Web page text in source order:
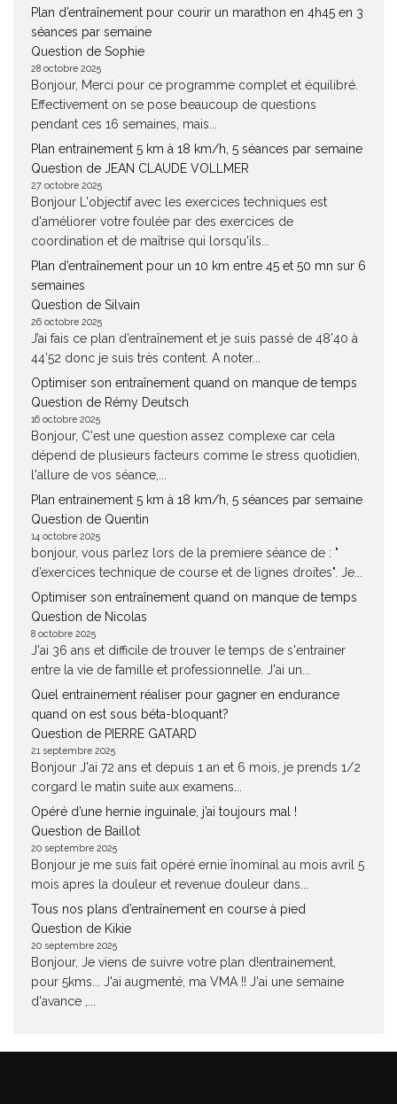
Plan d’entraînement pour courir un marathon en 4h45 en 3
séances par semaine
Question de Sophie
28 octobre 2025
Bonjour, Merci pour ce programme complet et équilibré.
Effectivement on se pose beaucoup de questions
pendant ces 16 semaines, mais...
Plan entrainement 5 km à 18 km/h, 5 séances par semaine
Question de JEAN CLAUDE VOLLMER
27 octobre 2025
Bonjour L'objectif avec les exercices techniques est
d'améliorer votre foulée par des exercices de
coordination et de maîtrise qui lorsqu'ils...
Plan d’entraînement pour un 10 km entre 45 et 50 mn sur 6
semaines
Question de Silvain
26 octobre 2025
J’ai fais ce plan d’entraînement et je suis passé de 48’40 à
44’52 donc je suis très content. A noter...
Optimiser son entraînement quand on manque de temps
Question de Rémy Deutsch
16 octobre 2025
Bonjour, C'est une question assez complexe car cela
dépend de plusieurs facteurs comme le stress quotidien,
l'allure de vos séance,...
Plan entrainement 5 km à 18 km/h, 5 séances par semaine
Question de Quentin
14 octobre 2025
bonjour, vous parlez lors de la premiere séance de : "
d’exercices technique de course et de lignes droites". Je...
Optimiser son entraînement quand on manque de temps
Question de Nicolas
8 octobre 2025
J'ai 36 ans et difficile de trouver le temps de s'entrainer
entre la vie de famille et professionnelle. J'ai un...
Quel entrainement réaliser pour gagner en endurance
quand on est sous béta-bloquant?
Question de PIERRE GATARD
21 septembre 2025
Bonjour J'ai 72 ans et depuis 1 an et 6 mois, je prends 1/2
corgard le matin suite aux examens...
Opéré d’une hernie inguinale, j’ai toujours mal !
Question de Baillot
20 septembre 2025
Bonjour je me suis fait opéré ernie înominal au mois avril 5
mois apres la douleur et revenue douleur dans...
Tous nos plans d’entraînement en course à pied
Question de Kikie
20 septembre 2025
Bonjour, Je viens de suivre votre plan d!entrainement,
pour 5kms... J'ai augmenté, ma VMA !! J'ai une semaine
d'avance ,...